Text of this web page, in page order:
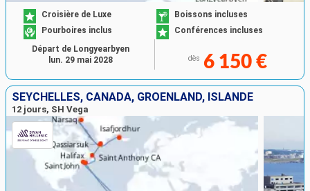
Croisière de Luxe
Boissons incluses
Pourboires inclus
Conférences incluses
dès 6 150 €
Départ de Longyearbyen
lun. 29 mai 2028
SEYCHELLES, CANADA, GRÖENLAND, ISLANDE
12 jours, SH Vega